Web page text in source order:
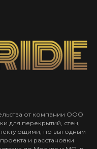
от компании ООО
для перекрытий, стен,
по выгодным
и расстановки